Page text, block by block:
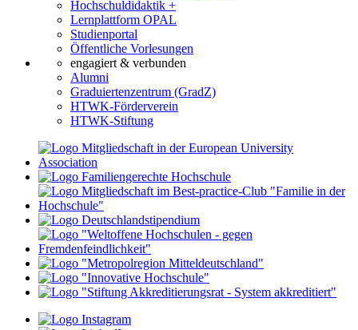
Hochschuldidaktik +
Lernplattform OPAL
Studienportal
Öffentliche Vorlesungen
engagiert & verbunden
Alumni
Graduiertenzentrum (GradZ)
HTWK-Förderverein
HTWK-Stiftung